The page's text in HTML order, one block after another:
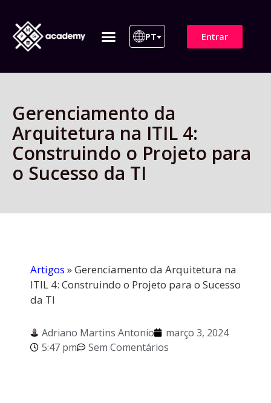
PT Entrar
Gerenciamento da
Arquitetura na ITIL 4:
Construindo o Projeto para
o Sucesso da TI
Artigos »Gerenciamento da Arquitetura na
ITIL 4: Construindo o Projeto para o Sucesso
da TI
Adriano Martins Antonio
março 3, 2024
5:47 pm
Sem Comentários